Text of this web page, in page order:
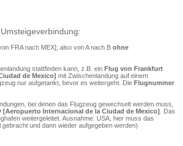
FRA nach MEX]; also von A nach B ohne
stattfinden kann, z.B. ein Flug von Frankfurt
de Mexico] mit Zwischenlandung auf einem
nur aufgetankt, bevor es weitergeht. Die Flugnummer
bei denen das Flugzeug gewechselt werden muss,
Internacional de la Ciudad de Mexico] . Das
weitergeleitet. Ausnahme: USA, hier muss das
und dann wieder aufgegeben werden)